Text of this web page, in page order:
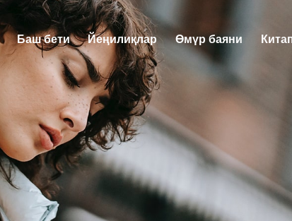
Баш бети Йеңилиқлар Өмүр баяни
Баш бети Йеңилиқлар Өмүр баяни